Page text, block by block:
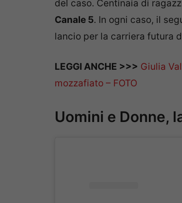
del caso. Centinaia di
Canale 5. In ogni caso, il
lancio per la carriera futura
LEGGI ANCHE >>> Giulia
mozzafiato – FOTO
Uomini e Donne,